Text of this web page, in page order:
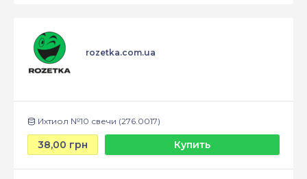
rozetka.com.ua
Ихтиол №10 свечи (276.0017)
38,00 грн Купить